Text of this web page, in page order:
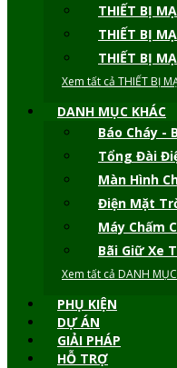
THIẾT BỊ
THIẾT BỊ
THIẾT BỊ
Xem tất cả THIẾT BỊ
DANH MỤC KHÁC
Báo Cháy -
Tổng Đài
Màn Hình
Điện Mặt
Máy Chấm
Bãi Giữ Xe
Xem tất cả DANH
PHỤ KIỆN
DỰ ÁN
GIẢI PHÁP
HỖ TRỢ